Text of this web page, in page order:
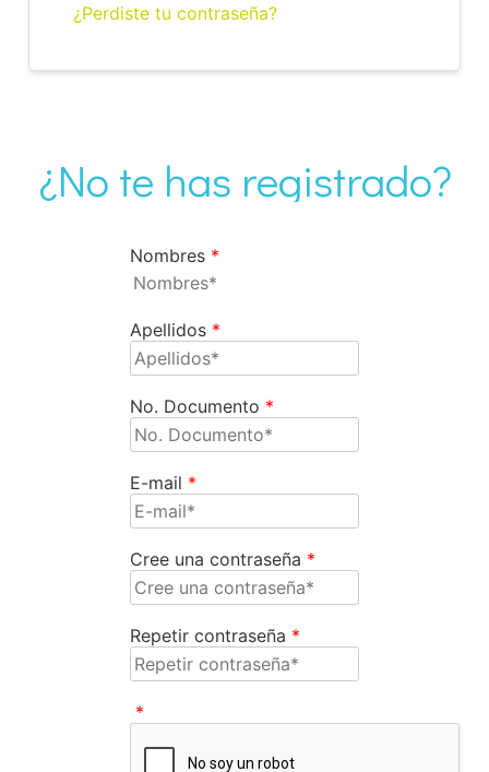
¿Perdiste tu contraseña?
¿No te has registrado?
Nombres *
Apellidos *
No. Documento *
E-mail *
Cree una contraseña *
Repetir contraseña *
*